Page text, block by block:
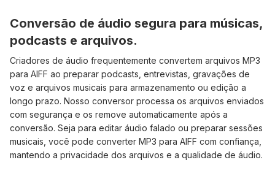
Conversão de áudio segura para músicas,
podcasts e arquivos.
Criadores de áudio frequentemente convertem arquivos MP3
para AIFF ao preparar podcasts, entrevistas, gravações de
voz e arquivos musicais para armazenamento ou edição a
longo prazo. Nosso conversor processa os arquivos enviados
com segurança e os remove automaticamente após a
conversão. Seja para editar áudio falado ou preparar sessões
musicais, você pode converter MP3 para AIFF com confiança,
mantendo a privacidade dos arquivos e a qualidade de áudio.